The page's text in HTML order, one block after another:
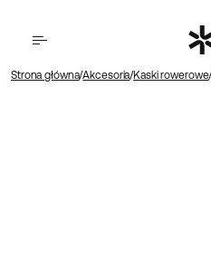
Strona główna Akcesoria Kaski rowerowe